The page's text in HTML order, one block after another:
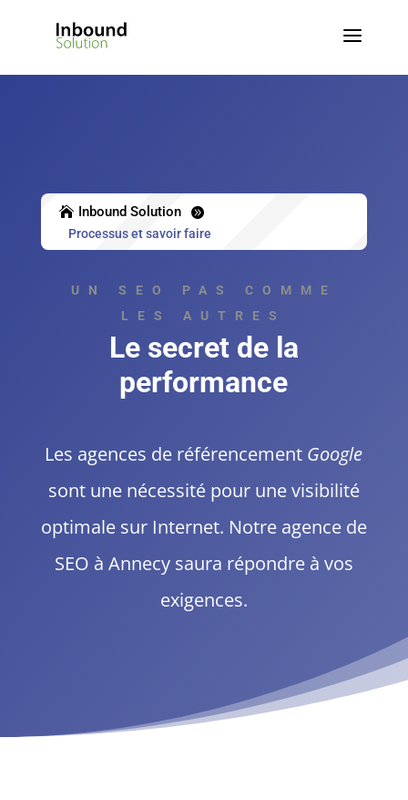
a
 Inbound Solution 
Processus et savoir faire
UN SEO PAS COMME
LES AUTRES
Le secret de la
performance
Les agences de référencement Google
sont une nécessité pour une visibilité
optimale sur Internet. Notre agence de
SEO à Annecysaura répondre à vos
exigences.